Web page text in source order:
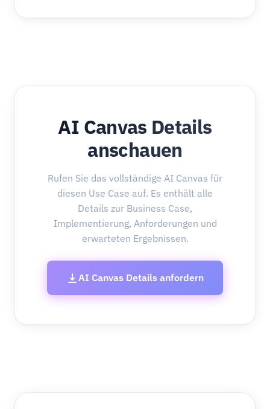
AI Canvas Details
anschauen
Rufen Sie das vollständige AI Canvas für
diesen Use Case auf. Es enthält alle
Details zur Business Case,
Implementierung, Anforderungen und
erwarteten Ergebnissen.
AI Canvas Details anfordern